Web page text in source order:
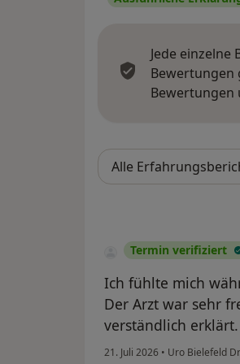
Inhalt Leukocyten,
Ultraschall der
Ausschluss von
Ultraschall der
Bestimmung des
Hodencheck
Hodenkrebs.
Alle
Leberwerte)
Jede
Bewertungen
Bewertungen
Termin verifiziert
Ich fühlte mich
Der Arzt war sehr
verständlich erklärt.
21. Juli 2026 • Uro Bielefeld